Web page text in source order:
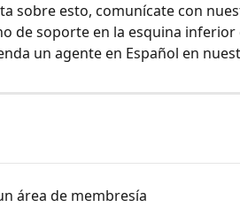
sobre esto, comunícate con
de soporte en la esquina
un agente en Español en
área de membresía